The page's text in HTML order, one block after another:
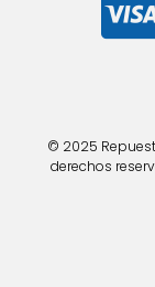
© 2025
derechos